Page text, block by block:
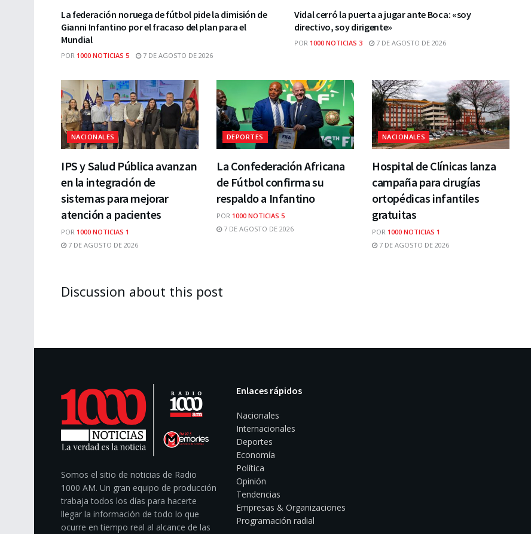
La federación noruega de fútbol pide la dimisión de
Gianni Infantino por el fracaso del plan para el
Mundial
POR 1000 NOTICIAS 5 7 DE AGOSTO DE 2026
Vidal cerró la puerta a jugar ante Boca: «soy
directivo, soy dirigente»
POR 1000 NOTICIAS 3 7 DE AGOSTO DE 2026
NACIONALES
IPS y Salud Pública avanzan
en la integración de
sistemas para mejorar
atención a pacientes
POR 1000 NOTICIAS 1
7 DE AGOSTO DE 2026
DEPORTES
La Confederación Africana
de Fútbol confirma su
respaldo a Infantino
POR 1000 NOTICIAS 5
7 DE AGOSTO DE 2026
NACIONALES
Hospital de Clínicas lanza
campaña para cirugías
ortopédicas infantiles
gratuitas
POR 1000 NOTICIAS 1
7 DE AGOSTO DE 2026
Discussion about this post
Somos el sitio de noticias de Radio
1000 AM. Un gran equipo de producción
trabaja todos los días para hacerte
llegar la información de todo lo que
ocurre en tiempo real al alcance de las
Enlaces rápidos
Nacionales
Internacionales
Deportes
Economía
Política
Opinión
Tendencias
Empresas & Organizaciones
Programación radial